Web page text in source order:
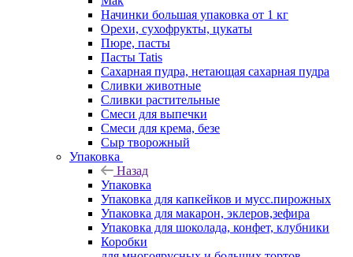
Начинки большая упаковка от 1 кг
Орехи, сухофрукты, цукаты
Пюре, пасты
Пасты Tatis
Сахарная пудра, нетающая сахарная пудра
Сливки животные
Сливки растительные
Смеси для выпечки
Смеси для крема, безе
Сыр творожный
Упаковка
Назад
Упаковка
Упаковка для капкейков и мусс.пирожных
Упаковка для макарон, эклеров,зефира
Упаковка для шоколада, конфет, клубники
Коробки